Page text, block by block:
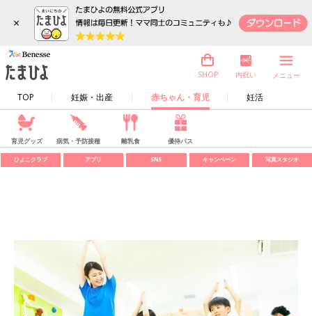
×
TOP 妊娠・出産 赤ちゃん・育児 妊活
SHOP 内祝い メニュー
育児グッズ 病気・予防接種 離乳食 優待パス
ひよこクラブ アプリ SNS キャンペーン 写真スタジオ